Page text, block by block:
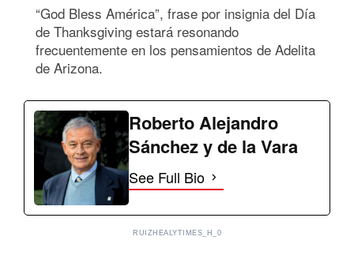
“God Bless América”, frase por insignia del Día
de Thanksgiving estará resonando
frecuentemente en los pensamientos de Adelita
de Arizona.
Roberto Alejandro
Sánchez y de la Vara
See Full Bio
RUIZHEALYTIMES_H_0